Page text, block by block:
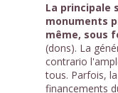
La principale
monuments
même, sous
(dons). La
contrario
tous. Parfois,
financements